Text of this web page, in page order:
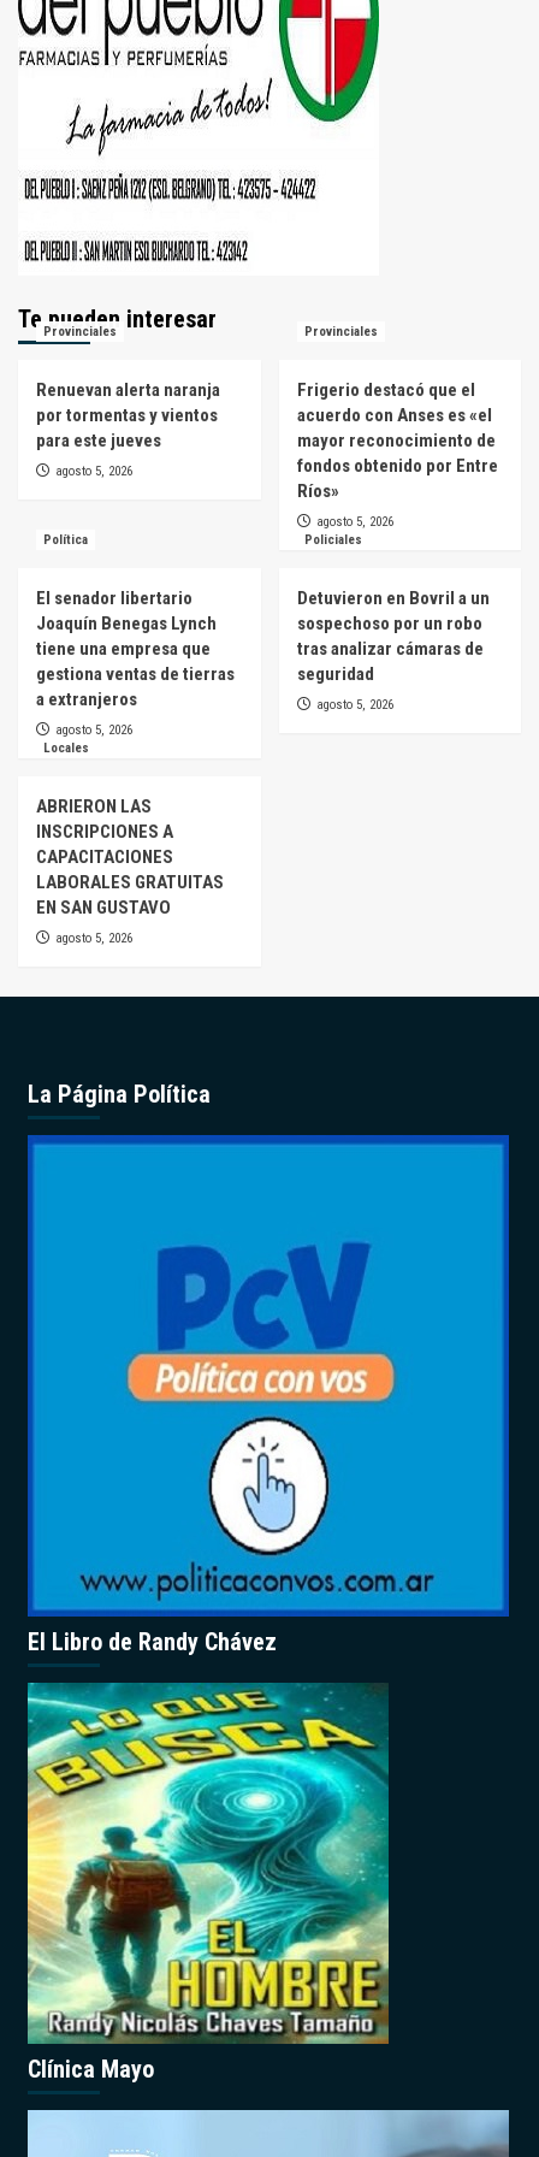
Te pueden interesar
Provinciales
Renuevan alerta naranja
por tormentas y vientos
para este jueves
agosto 5, 2026
Provinciales
Frigerio destacó que el
acuerdo con Anses es «el
mayor reconocimiento de
fondos obtenido por Entre
Ríos»
agosto 5, 2026
Política
El senador libertario
Joaquín Benegas Lynch
tiene una empresa que
gestiona ventas de tierras
a extranjeros
agosto 5, 2026
Policiales
Detuvieron en Bovril a un
sospechoso por un robo
tras analizar cámaras de
seguridad
agosto 5, 2026
Locales
ABRIERON LAS
INSCRIPCIONES A
CAPACITACIONES
LABORALES GRATUITAS
EN SAN GUSTAVO
agosto 5, 2026
La Página Política
El Libro de Randy Chávez
Clínica Mayo